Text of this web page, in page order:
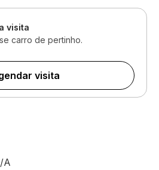
visita
carro de pertinho.
visita
A